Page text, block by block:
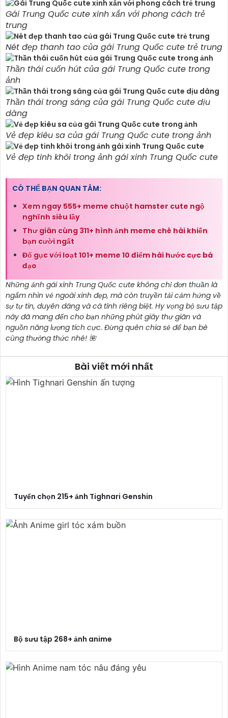
Gái Trung Quốc cute xinh xắn với phong cách trẻ
trung
Nét đẹp thanh tao của gái Trung Quốc cute trẻ trung
Thần thái cuốn hút của gái Trung Quốc cute trong
ảnh
Thần thái trong sáng của gái Trung Quốc cute dịu
dàng
Vẻ đẹp kiêu sa của gái Trung Quốc cute trong ảnh
Vẻ đẹp tinh khôi trong ảnh gái xinh Trung Quốc cute
CÓ THỂ BẠN QUAN TÂM:
Xem ngay 555+ meme chuột hamster cute ngộ
nghĩnh siêu lầy
Thư giãn cùng 311+ hình ảnh meme chê hài khiến
bạn cười ngất
Đổ gục với loạt 101+ meme 10 điểm hài hước cực bá
đạo
Những ảnh gái xinh Trung Quốc cute không chỉ đơn thuần là
ngắm nhìn vẻ ngoài xinh đẹp, mà còn truyền tải cảm hứng về
sự tự tin, duyên dáng và cá tính riêng biệt. Hy vọng bộ sưu tập
này đã mang đến cho bạn những phút giây thư giãn và
nguồn năng lượng tích cực. Đừng quên chia sẻ để bạn bè
cùng thưởng thức nhé! 🌺
Bài viết mới nhất
Tuyển chọn 215+ ảnh Tighnari Genshin
Bộ sưu tập 268+ ảnh anime